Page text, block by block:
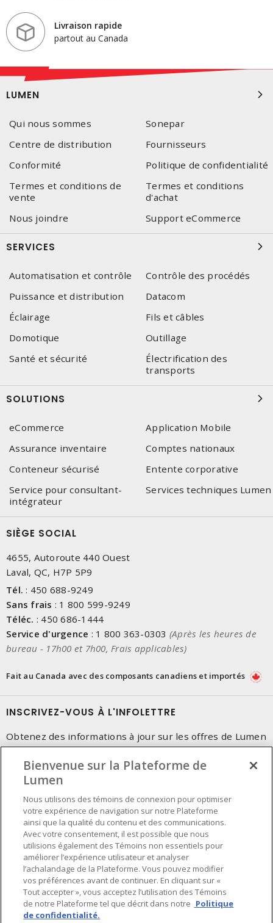
Livraison rapide
partout au Canada
LUMEN
Qui nous sommes
Sonepar
Centre de distribution
Fournisseurs
Conformité
Politique de confidentialité
Termes et conditions de
vente
Termes et conditions
d'achat
Nous joindre
Support eCommerce
SERVICES
Automatisation et contrôle
Contrôle des procédés
Puissance et distribution
Datacom
Éclairage
Fils et câbles
Domotique
Outillage
Santé et sécurité
Électrification des
transports
SOLUTIONS
eCommerce
Application Mobile
Assurance inventaire
Comptes nationaux
Conteneur sécurisé
Entente corporative
Service pour consultant-
intégrateur
Services techniques Lumen
SIÈGE SOCIAL
4655, Autoroute 440 Ouest
Laval, QC, H7P 5P9
Tél. : 450 688-9249
Sans frais : 1 800 599-9249
Téléc. : 450 686-1444
Service d'urgence : 1 800 363-0303 (Après les heures de
bureau - 17h00 et 7h00, Frais applicables)
Fait au Canada avec des composants canadiens et importés
INSCRIVEZ-VOUS À L'INFOLETTRE
Obtenez des informations à jour sur les offres de Lumen
Préférences en matière de cookies
Bienvenue sur la Plateforme de
Lumen
Nous utilisons des témoins de connexion pour optimiser
votre expérience de navigation sur notre Plateforme
ainsi que la qualité du contenu et des communications.
Avec votre consentement, il est possible que nous
utilisions également des Témoins non essentiels pour
améliorer l’expérience utilisateur et analyser
l’achalandage de la Plateforme. Vous pouvez modifier
vos préférences avant de continuer. En cliquant sur «
Tout accepter », vous acceptez l’utilisation des Témoins
de notre Plateforme tel que décrit dans notre Politique
de confidentialité.